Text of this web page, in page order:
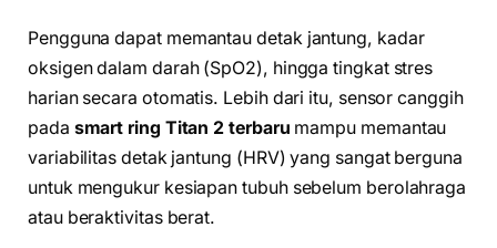
Pengguna dapat memantau detak jantung, kadar
oksigen dalam darah (SpO2), hingga tingkat stres
harian secara otomatis. Lebih dari itu, sensor canggih
pada smart ring Titan 2 terbaru mampu memantau
variabilitas detak jantung (HRV) yang sangat berguna
untuk mengukur kesiapan tubuh sebelum berolahraga
atau beraktivitas berat.